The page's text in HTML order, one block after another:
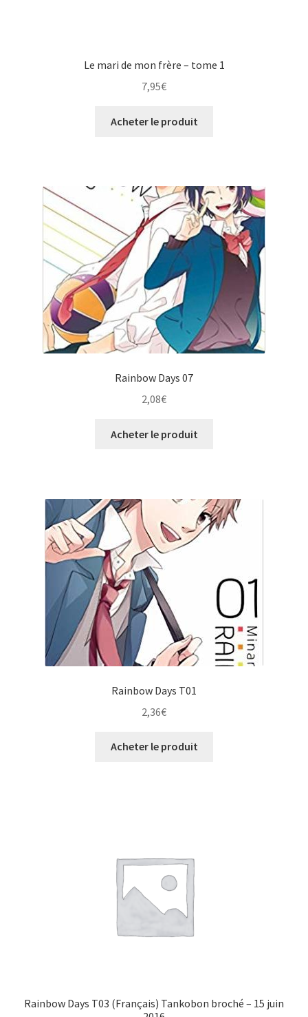
Le mari de mon frère – tome 1
7,95€
Acheter le produit
Rainbow Days 07
2,08€
Acheter le produit
Rainbow Days T01
2,36€
Acheter le produit
Rainbow Days T03 (Français) Tankobon broché – 15 juin